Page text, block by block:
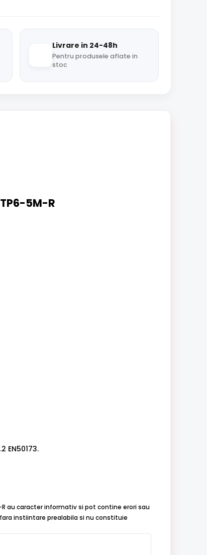
Livrare in 24-48h
Pentru produsele aflate in
stoc
5M-R
EN50173.
R au caracter informativ si pot contine erori sau
instiintare prealabila si nu constituie